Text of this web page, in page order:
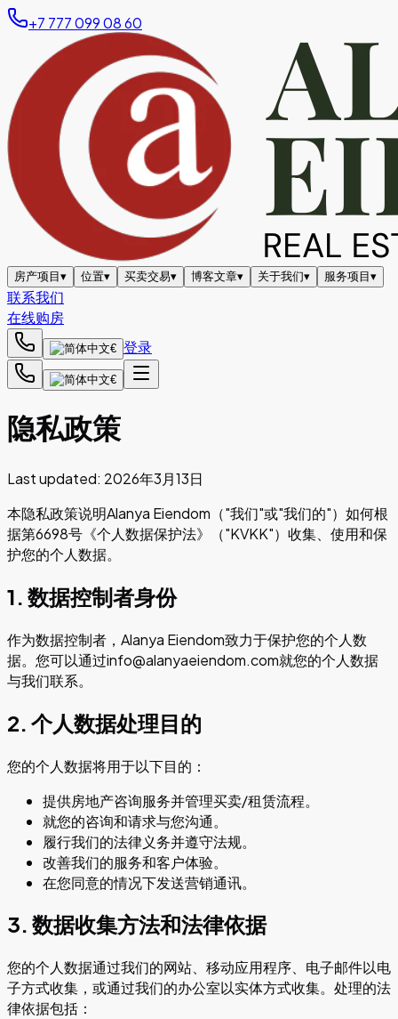
+7 777 099 08 60
房产项目 ▾ 位置▾ 买卖交易▾ 博客文章▾ 关于我们▾ 服务项目 ▾
联系我们
在线购房
€ 登录
€
隐私政策
Last updated: 2026年3月13日
本隐私政策说明Alanya Eiendom（"我们"或"我们的"）如何根
据第6698号《个人数据保护法》（"KVKK"）收集、使用和保
护您的个人数据。
1. 数据控制者身份
作为数据控制者，Alanya Eiendom致力于保护您的个人数
据。您可以通过info@alanyaeiendom.com就您的个人数据
与我们联系。
2. 个人数据处理目的
您的个人数据将用于以下目的：
提供房地产咨询服务并管理买卖/租赁流程。
就您的咨询和请求与您沟通。
履行我们的法律义务并遵守法规。
改善我们的服务和客户体验。
在您同意的情况下发送营销通讯。
3. 数据收集方法和法律依据
您的个人数据通过我们的网站、移动应用程序、电子邮件以电
子方式收集，或通过我们的办公室以实体方式收集。处理的法
律依据包括：